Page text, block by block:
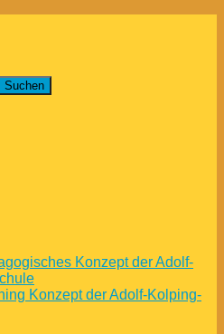
Konzept der Adolf-
Konzept der Adolf-Kolping-